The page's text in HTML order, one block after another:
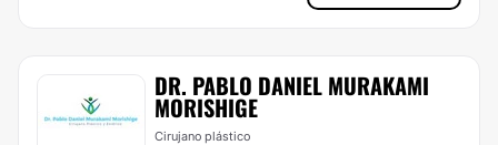
DR. PABLO DANIEL MURAKAMI
MORISHIGE
Cirujano plástico